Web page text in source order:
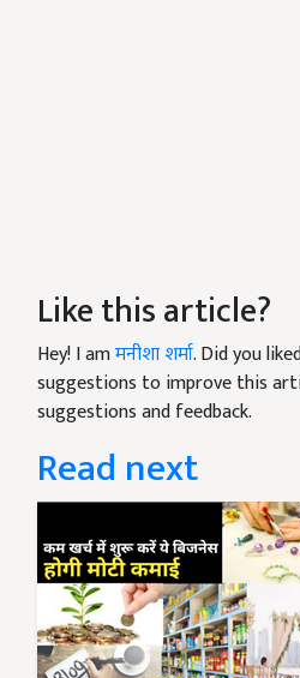
Like this article?
Hey! I amमनीशा शर्मा. Did you
suggestions to improve this
suggestions and feedback.
Read next